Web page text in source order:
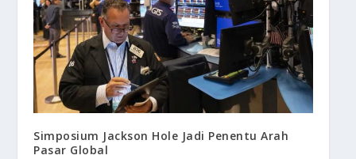
Simposium Jackson Hole Jadi Penentu Arah
Pasar Global